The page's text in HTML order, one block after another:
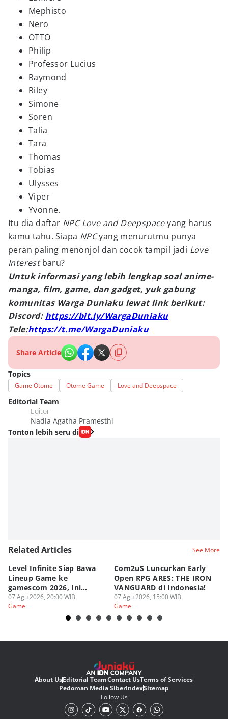
Mephisto
Nero
OTTO
Philip
Professor Lucius
Raymond
Riley
Simone
Soren
Talia
Tara
Thomas
Tobias
Ulysses
Viper
Yvonne.
Itu dia daftar NPC Love and Deepspaceyang harus
kamu tahu. Siapa NPCyang menurutmu punya
peran paling menonjol dan cocok tampil jadi Love
Interestbaru?
Untuk informasi yang lebih lengkap soal anime-
manga, film, game, dan gadget, yuk gabung
komunitas Warga Duniaku lewat link berikut:
Discord: https://bit.ly/WargaDuniaku
Tele:https://t.me/WargaDuniaku
Share Article
Topics
Game Otome Otome Game Love and Deepspace
Editorial Team
Editor
Nadia Agatha Pramesthi
Tonton lebih seru di
Related Articles See More
Level Infinite Siap Bawa
Lineup Game ke
gamescom 2026, Ini
Judulnya!
07 Agu 2026, 20:00 WIB
Game
Com2uS Luncurkan Early
Open RPG ARES: THE IRON
VANGUARD di Indonesia!
07 Agu 2026, 15:00 WIB
Game
About UsEditorial TeamContact UsTerms of Services
Pedoman Media SiberIndexSitemap
Follow Us